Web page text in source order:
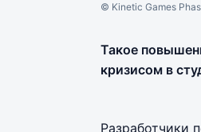
© Kinetic Games
Такое
кризисом в
Разработчики